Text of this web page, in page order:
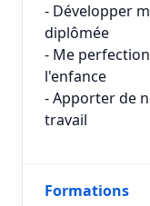
- Développer
diplômée
- Me
l'enfance
- Apporter de
travail
Formations